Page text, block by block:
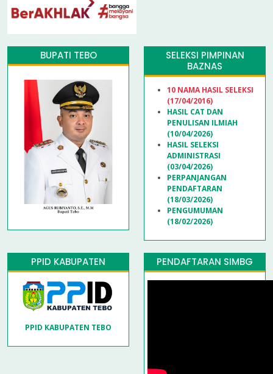
BUPATI TEBO
SELEKSI PIMPINAN
BAZNAS
10 NAMA HASIL SELEKSI
(17/04/2016)
HASIL CAT DAN
PENULISAN ILMIAH
(10/04/2026)
HASIL SELEKSI
ADMINISTRASI
(03/04/2026)
PERPANJANGAN
PENDAFTARAN
(18/03/2026)
PENGUMUMAN
(18/02/2026)
PPID KABUPATEN
PPID KABUPATEN TEBO
PENDAFTARAN SIMBG